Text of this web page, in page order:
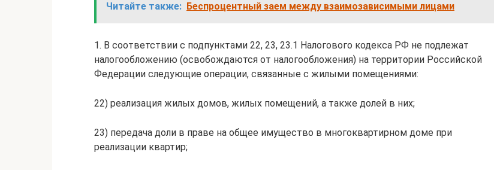
Читайте также: Беспроцентный заем между взаимозависимыми лицами
1. В соответствии с подпунктами 22, 23, 23.1 Налогового кодекса РФ не подлежат
налогообложению (освобождаются от налогообложения) на территории Российской
Федерации следующие операции, связанные с жилыми помещениями:
22) реализация жилых домов, жилых помещений, а также долей в них;
23) передача доли в праве на общее имущество в многоквартирном доме при
реализации квартир;